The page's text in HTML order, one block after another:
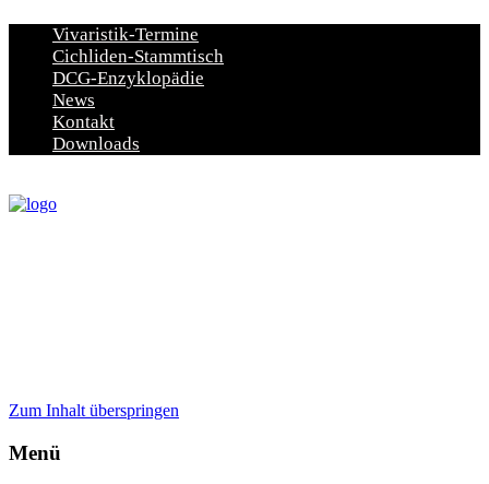
Vivaristik-Termine
Cichliden-Stammtisch
DCG-Enzyklopädie
News
Kontakt
Downloads
Zum Inhalt überspringen
Menü